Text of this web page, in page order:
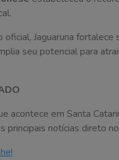
oficial, Jaguaruna
seu potencial para
acontece em Santa
principais notícias direto